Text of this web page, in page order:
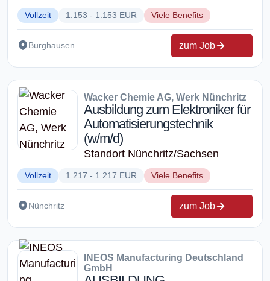
Vollzeit 1.153 - 1.153 EUR Viele Benefits
Burghausen zum Job
Wacker Chemie AG, Werk Nünchritz
Ausbildung zum Elektroniker für
Automatisierungstechnik
(w/m/d)
Standort Nünchritz/Sachsen
Vollzeit 1.217 - 1.217 EUR Viele Benefits
Nünchritz zum Job
INEOS Manufacturing Deutschland
GmbH